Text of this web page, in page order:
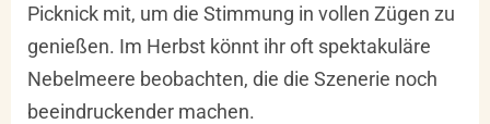
Picknick mit, um die Stimmung in vollen Zügen zu
genießen. Im Herbst könnt ihr oft spektakuläre
Nebelmeere beobachten, die die Szenerie noch
beeindruckender machen.